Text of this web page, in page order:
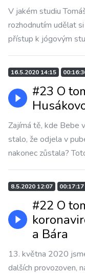
V jakém studiu
rozhodnutím udělat
přístup k jógovým
16.5.2020 14:15
#23 O
Zajímá tě, kde Bebe
stalo, že odjela v
nakonec zůstala?
8.5.2020 12:07 00:17:17
#22 O
a Bára
13. května 2020
dalších provozoven,